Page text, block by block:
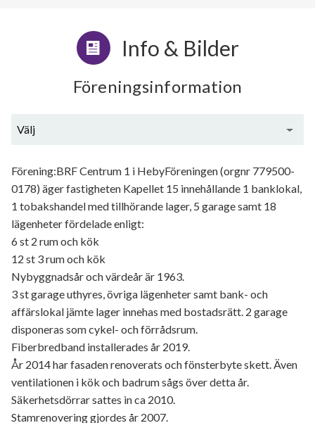
Info & Bilder
Föreningsinformation
Välj
Förening:BRF Centrum 1 i HebyFöreningen (orgnr 779500-
0178) äger fastigheten Kapellet 15 innehållande 1 banklokal,
1 tobakshandel med tillhörande lager, 5 garage samt 18
lägenheter fördelade enligt:
6 st 2 rum och kök
12 st 3 rum och kök
Nybyggnadsår och värdeår är 1963.
3 st garage uthyres, övriga lägenheter samt bank- och
affärslokal jämte lager innehas med bostadsrätt. 2 garage
disponeras som cykel- och förrådsrum.
Fiberbredband installerades år 2019.
År 2014 har fasaden renoverats och fönsterbyte skett. Även
ventilationen i kök och badrum sågs över detta år.
Säkerhetsdörrar sattes in ca 2010.
Stamrenovering gjordes år 2007.